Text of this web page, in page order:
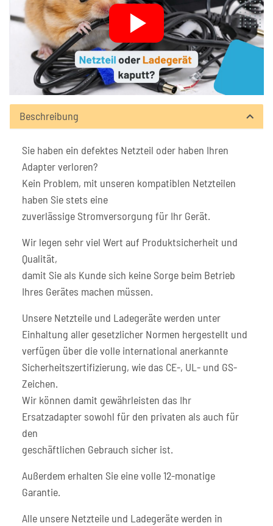
Beschreibung
Sie haben ein defektes Netzteil oder haben Ihren
Adapter verloren?
Kein Problem, mit unseren kompatiblen Netzteilen
haben Sie stets eine
zuverlässige Stromversorgung für Ihr Gerät.
Wir legen sehr viel Wert auf Produktsicherheit und
Qualität,
damit Sie als Kunde sich keine Sorge beim Betrieb
Ihres Gerätes machen müssen.
Unsere Netzteile und Ladegeräte werden unter
Einhaltung aller gesetzlicher Normen hergestellt und
verfügen über die volle international anerkannte
Sicherheitszertifizierung, wie das CE-, UL- und GS-
Zeichen.
Wir können damit gewährleisten das Ihr
Ersatzadapter sowohl für den privaten als auch für
den
geschäftlichen Gebrauch sicher ist.
Außerdem erhalten Sie eine volle 12-monatige
Garantie.
Alle unsere Netzteile und Ladegeräte werden in